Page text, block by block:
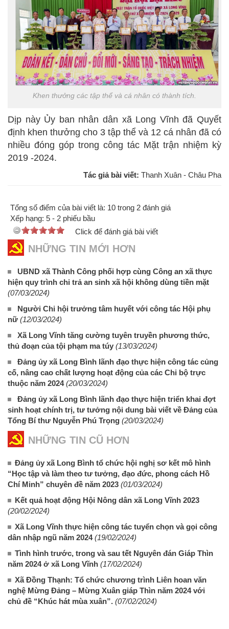
Khen thưởng các tập thể và cá nhân có thành tích.
Dịp này Ủy ban nhân dân xã Long Vĩnh đã Quyết
định khen thưởng cho 3 tập thể và 12 cá nhân đã có
nhiều đóng góp trong công tác Mặt trận nhiệm kỳ
2019 -2024.
Tác giả bài viết: Thanh Xuân - Châu Pha
Tổng số điểm của bài viết là: 10 trong 2 đánh giá
Xếp hạng: 5 - 2 phiếu bầu
Click để đánh giá bài viết
NHỮNG TIN MỚI HƠN
UBND xã Thành Công phối hợp cùng Công an xã thực
hiện quy trình chi trả an sinh xã hội không dùng tiền mặt
(07/03/2024)
Người Chi hội trưởng tâm huyết với công tác Hội phụ
nữ (12/03/2024)
Xã Long Vĩnh tăng cường tuyên truyền phương thức,
thủ đoạn của tội phạm ma túy (13/03/2024)
Đảng ủy xã Long Bình lãnh đạo thực hiện công tác củng
cố, nâng cao chất lượng hoạt động của các Chi bộ trực
thuộc năm 2024 (20/03/2024)
Đảng ủy xã Long Bình lãnh đạo thực hiện triển khai đợt
sinh hoạt chính trị, tư tưởng nội dung bài viết về Đảng của
Tổng Bí thư Nguyễn Phú Trọng (20/03/2024)
NHỮNG TIN CŨ HƠN
Đảng ủy xã Long Bình tổ chức hội nghị sơ kết mô hình
“Học tập và làm theo tư tưởng, đạo đức, phong cách Hồ
Chí Minh” chuyên đề năm 2023 (01/03/2024)
Kết quả hoạt động Hội Nông dân xã Long Vĩnh 2023
(20/02/2024)
Xã Long Vĩnh thực hiện công tác tuyển chọn và gọi công
dân nhập ngũ năm 2024 (19/02/2024)
Tình hình trước, trong và sau tết Nguyên đán Giáp Thìn
năm 2024 ở xã Long Vĩnh (17/02/2024)
Xã Đồng Thạnh: Tổ chức chương trình Liên hoan văn
nghệ Mừng Đảng – Mừng Xuân giáp Thìn năm 2024 với
chủ đề “Khúc hát mùa xuân”. (07/02/2024)